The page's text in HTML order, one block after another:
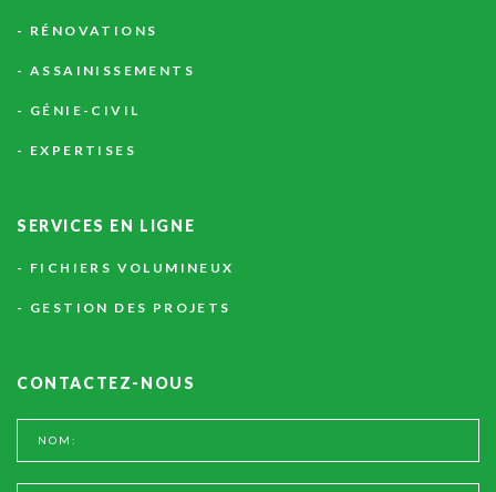
RÉNOVATIONS
ASSAINISSEMENTS
GÉNIE-CIVIL
EXPERTISES
SERVICES EN LIGNE
FICHIERS VOLUMINEUX
GESTION DES PROJETS
CONTACTEZ-NOUS